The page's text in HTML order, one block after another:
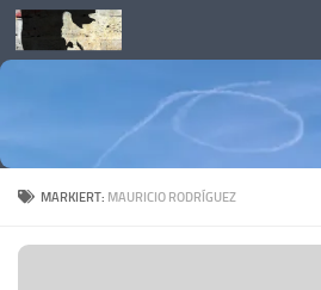
Skip to content
MARKIERT: MAURICIO RODRÍGUEZ